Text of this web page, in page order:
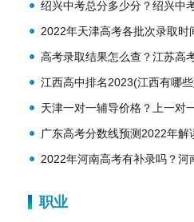
理念？
绍兴中考总分多少分？绍兴中
置？
2022年天津高考各批次录取时
果查询
高考录取结果怎么查？江苏高
线公布
江西高中排名2023(江西有哪
天津一对一辅导价格？上一对
势？
广东高考分数线预测2022年解
次分数线
2022年河南高考有补录吗？河
职业